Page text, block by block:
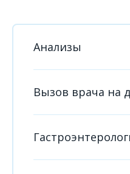
Анализы
Вызов врача на